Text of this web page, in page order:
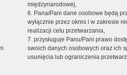
międzynarodowej,
6. Pana/Pani dane osobowe będą
wyłącznie przez okres i w zakresie
realizacji celu przetwarzania,
7. przysługuje Panu/Pani prawo
swoich danych osobowych oraz ich
usunięcia lub ograniczenia